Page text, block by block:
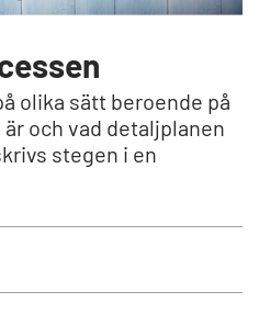
olika sätt beroende på
och vad detaljplanen
stegen i en